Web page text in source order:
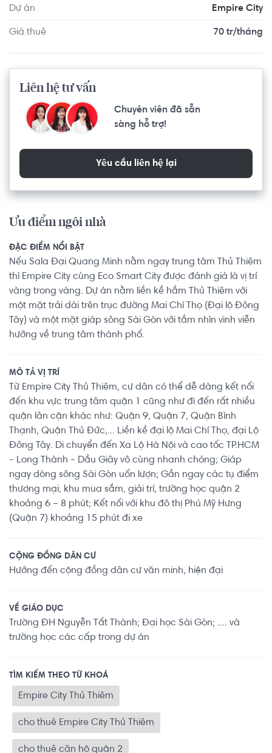
Dự án Empire City
Giá thuê 70 tr/tháng
Liên hệ tư vấn
Chuyên viên đã sẵn
sàng hỗ trợ!
Yêu cầu liên hệ lại
Ưu điểm ngôi nhà
ĐẶC ĐIỂM NỔI BẬT
Nếu Sala Đại Quang Minh nằm ngay trung tâm Thủ Thiêm
thì Empire City cùng Eco Smart City được đánh giá là vị trí
vàng trong vàng. Dự án nằm liền kề hầm Thủ Thiêm với
một mặt trải dài trên trục đường Mai Chí Thọ (Đại lộ Đông
Tây) và một mặt giáp sông Sài Gòn với tầm nhìn vĩnh viễn
hướng về trung tâm thành phố.
MÔ TẢ VỊ TRÍ
Từ Empire City Thủ Thiêm, cư dân có thể dễ dàng kết nối
đến khu vực trung tâm quận 1 cũng như đi đến rất nhiều
quận lân cận khác như: Quận 9, Quận 7, Quận Bình
Thạnh, Quận Thủ Đức,... Liền kề đại lộ Mai Chí Thọ, đại Lộ
Đông Tây. Di chuyển đến Xa Lộ Hà Nội và cao tốc TP.HCM
- Long Thành - Dầu Giây vô cùng nhanh chóng; Giáp
ngay dòng sông Sài Gòn uốn lượn; Gần ngay các tụ điểm
thương mại, khu mua sắm, giải trí, trường học quận 2
khoảng 6 – 8 phút; Kết nối với khu đô thị Phú Mỹ Hưng
(Quận 7) khoảng 15 phút đi xe
CỘNG ĐỒNG DÂN CƯ
Hướng đến cộng đồng dân cư văn minh, hiện đại
VỀ GIÁO DỤC
Trường ĐH Nguyễn Tất Thành; Đại học Sài Gòn; .... và
trường học các cấp trong dự án
TÌM KIẾM THEO TỪ KHOÁ
Empire City Thủ Thiêm
cho thuê Empire City Thủ Thiêm
cho thuê căn hộ quận 2